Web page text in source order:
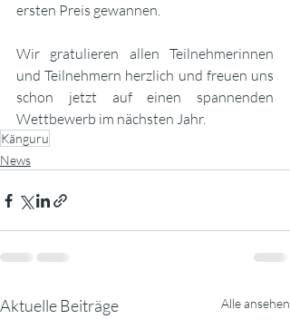
ersten Preis gewannen.
Wir gratulieren allen Teilnehmerinnen
und Teilnehmern herzlich und freuen uns
schon jetzt auf einen spannenden
Wettbewerb im nächsten Jahr.
Känguru
News
Aktuelle Beiträge Alle ansehen